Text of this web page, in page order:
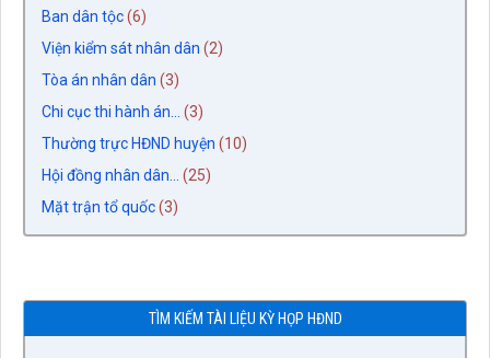
Ban dân tộc(6)
Viện kiểm sát nhân dân (2)
Tòa án nhân dân (3)
Chi cục thi hành án...
(3)
Thường trực HĐND huyện (10)
Hội đồng nhân dân...
(25)
Mặt trận tổ quốc(3)
TÌM KIẾM TÀI LIỆU KỲ HỌP HĐND